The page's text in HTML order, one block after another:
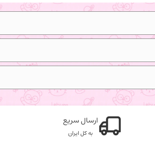
ارسال سریع
به کل ایران